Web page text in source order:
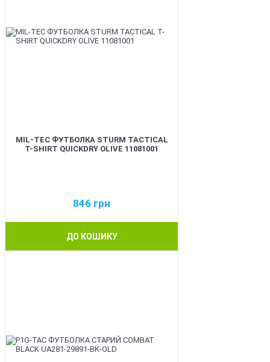
MIL-TEC ФУТБОЛКА STURM TACTICAL
T-SHIRT QUICKDRY OLIVE 11081001
846 грн
ДО КОШИКУ